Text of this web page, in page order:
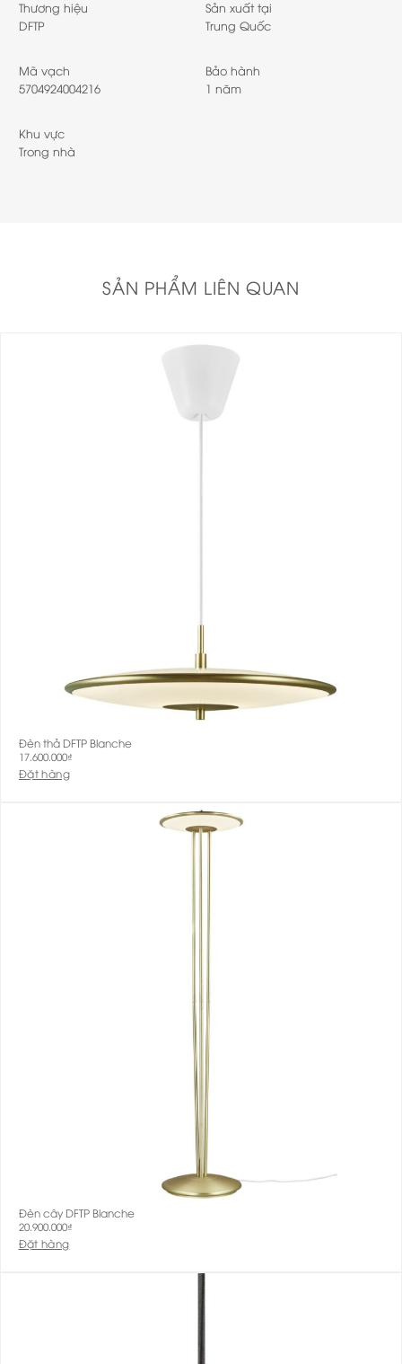
Thương hiệu
DFTP
Sản xuất tại
Trung Quốc
Mã vạch
5704924004216
Bảo hành
1 năm
Khu vực
Trong nhà
SẢN PHẨM LIÊN QUAN
Đèn thả DFTP Blanche
17.600.000₫
Đặt hàng
Đèn cây DFTP Blanche
20.900.000₫
Đặt hàng